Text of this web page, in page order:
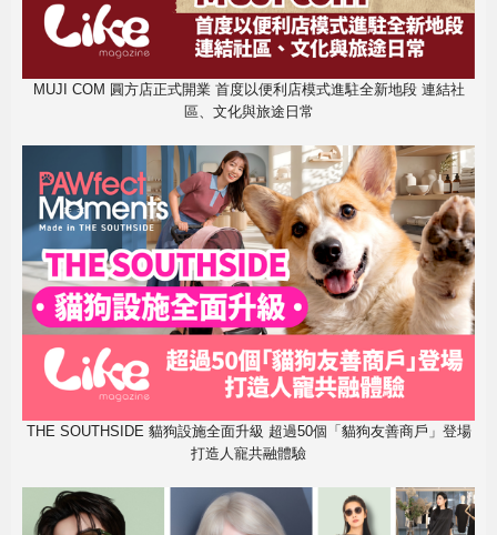
MUJI COM 圓方店正式開業 首度以便利店模式進駐全新地段 連結社
區、文化與旅途日常
THE SOUTHSIDE 貓狗設施全面升級 超過50個「貓狗友善商戶」登場
打造人寵共融體驗